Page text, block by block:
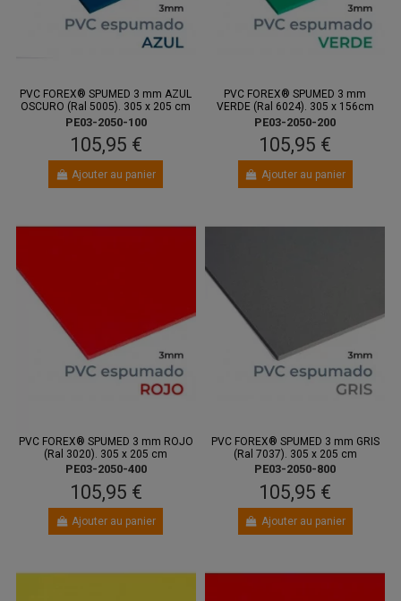
PVC FOREX® SPUMED 3 mm AZUL
OSCURO (Ral 5005). 305 x 205 cm
PE03-2050-100
105,95 €
Ajouter au panier
PVC FOREX® SPUMED 3 mm
VERDE (Ral 6024). 305 x 156cm
PE03-2050-200
105,95 €
Ajouter au panier
PVC FOREX® SPUMED 3 mm ROJO
(Ral 3020). 305 x 205 cm
PE03-2050-400
105,95 €
Ajouter au panier
PVC FOREX® SPUMED 3 mm GRIS
(Ral 7037). 305 x 205 cm
PE03-2050-800
105,95 €
Ajouter au panier